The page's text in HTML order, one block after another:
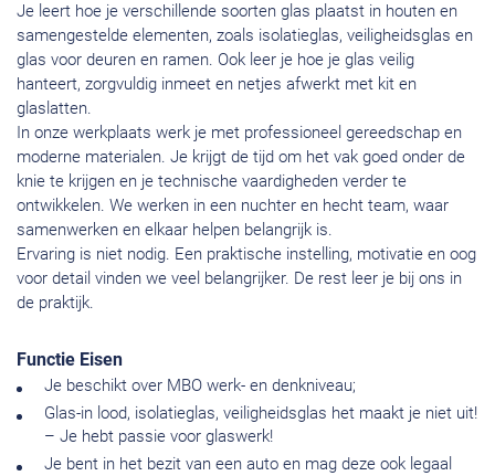
Je leert hoe je verschillende soorten glas plaatst in houten en
samengestelde elementen, zoals isolatieglas, veiligheidsglas en
glas voor deuren en ramen. Ook leer je hoe je glas veilig
hanteert, zorgvuldig inmeet en netjes afwerkt met kit en
glaslatten.
In onze werkplaats werk je met professioneel gereedschap en
moderne materialen. Je krijgt de tijd om het vak goed onder de
knie te krijgen en je technische vaardigheden verder te
ontwikkelen. We werken in een nuchter en hecht team, waar
samenwerken en elkaar helpen belangrijk is.
Ervaring is niet nodig. Een praktische instelling, motivatie en oog
voor detail vinden we veel belangrijker. De rest leer je bij ons in
de praktijk.
Functie Eisen
Je beschikt over MBO werk- en denkniveau;
Glas-in lood, isolatieglas, veiligheidsglas het maakt je niet uit!
– Je hebt passie voor glaswerk!
Je bent in het bezit van een auto en mag deze ook legaal